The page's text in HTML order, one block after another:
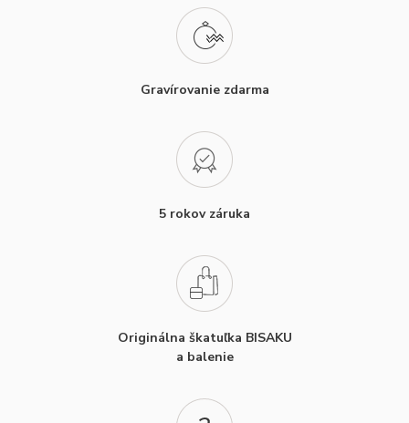
Gravírovanie zdarma
5 rokov záruka
Originálna škatuľka BISAKU
a balenie